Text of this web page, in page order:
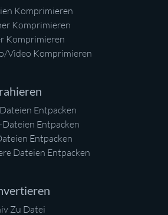
Komprimieren
Komprimieren
Komprimieren
Video Komprimieren
Entpacken
Dateien Entpacken
Entpacken
Dateien Entpacken
Zu Datei